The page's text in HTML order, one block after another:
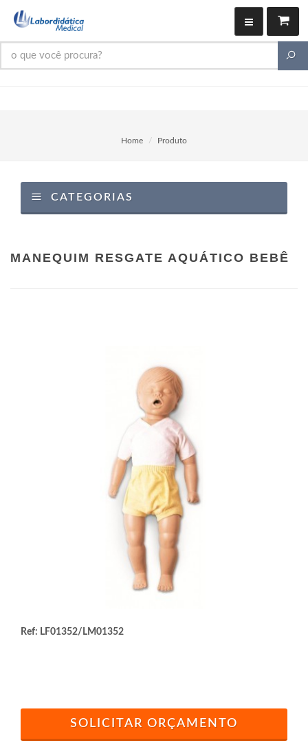
Home Produto
CATEGORIAS
MANEQUIM RESGATE AQUÁTICO BEBÊ
Ref: LF01352/LM01352
SOLICITAR ORÇAMENTO